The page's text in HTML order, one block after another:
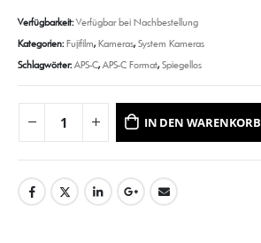
Verfügbarkeit:Verfügbar bei Nachbestellung
Kategorien:Fujifilm,Kameras,System Kameras
Schlagwörter:APS-C,APS-C Format,Spiegellos
IN DEN WARENKORB